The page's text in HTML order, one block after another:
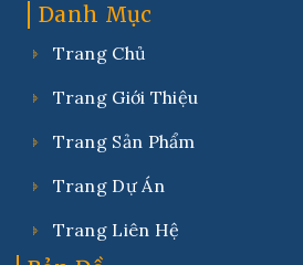
Danh Mục
Trang Chủ
Trang Giới Thiệu
Trang Sản Phẩm
Trang Dự Án
Trang Liên Hệ